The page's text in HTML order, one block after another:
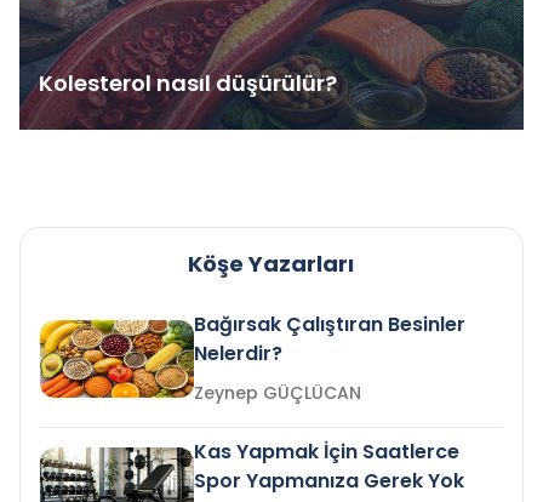
Kolesterol nasıl düşürülür?
Köşe Yazarları
Bağırsak Çalıştıran Besinler
Nelerdir?
Zeynep GÜÇLÜCAN
Kas Yapmak İçin Saatlerce
Spor Yapmanıza Gerek Yok